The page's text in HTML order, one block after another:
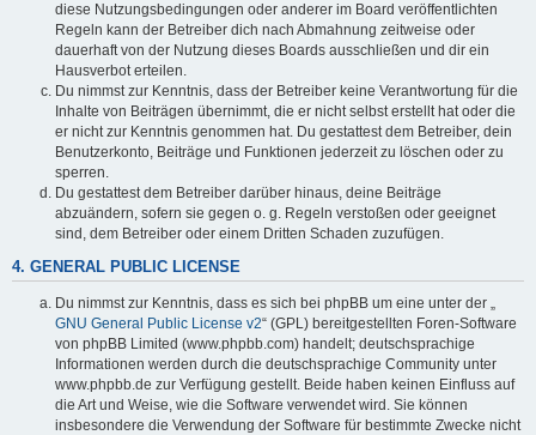
diese Nutzungsbedingungen oder anderer im Board veröffentlichten
Regeln kann der Betreiber dich nach Abmahnung zeitweise oder
dauerhaft von der Nutzung dieses Boards ausschließen und dir ein
Hausverbot erteilen.
Du nimmst zur Kenntnis, dass der Betreiber keine Verantwortung für die
Inhalte von Beiträgen übernimmt, die er nicht selbst erstellt hat oder die
er nicht zur Kenntnis genommen hat. Du gestattest dem Betreiber, dein
Benutzerkonto, Beiträge und Funktionen jederzeit zu löschen oder zu
sperren.
Du gestattest dem Betreiber darüber hinaus, deine Beiträge
abzuändern, sofern sie gegen o. g. Regeln verstoßen oder geeignet
sind, dem Betreiber oder einem Dritten Schaden zuzufügen.
4. GENERAL PUBLIC LICENSE
Du nimmst zur Kenntnis, dass es sich bei phpBB um eine unter der „
GNU General Public License v2“ (GPL) bereitgestellten Foren-Software
von phpBB Limited (www.phpbb.com) handelt; deutschsprachige
Informationen werden durch die deutschsprachige Community unter
www.phpbb.de zur Verfügung gestellt. Beide haben keinen Einfluss auf
die Art und Weise, wie die Software verwendet wird. Sie können
insbesondere die Verwendung der Software für bestimmte Zwecke nicht